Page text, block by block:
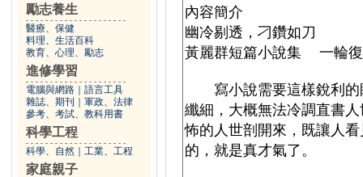
勵志養生
醫療、保健
料理、生活百科
教育、心理、勵志
進修學習
電腦與網路
語言工具
雜誌、期刊
軍政、法律
參考、考試、教科用書
科學工程
科學、自然 工業、工程
家庭親子